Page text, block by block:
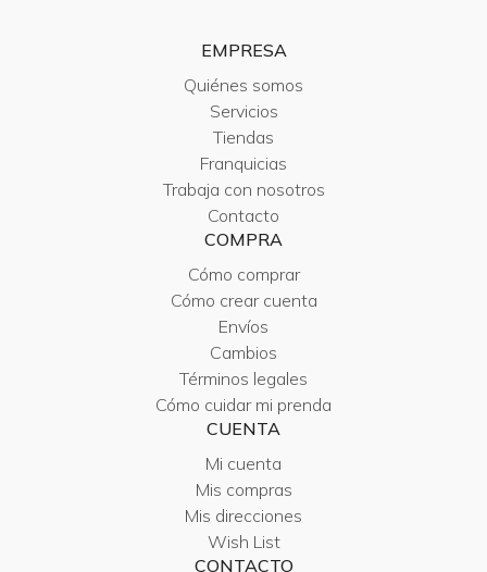
EMPRESA
Quiénes somos
Servicios
Tiendas
Franquicias
Trabaja con nosotros
Contacto
COMPRA
Cómo comprar
Cómo crear cuenta
Envíos
Cambios
Términos legales
Cómo cuidar mi prenda
CUENTA
Mi cuenta
Mis compras
Mis direcciones
Wish List
CONTACTO